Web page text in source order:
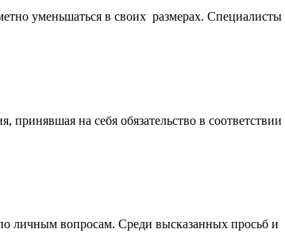
уменьшаться в своих размерах. Специалисты
на себя обязательство в соответствии
личным вопросам. Среди высказанных просьб и